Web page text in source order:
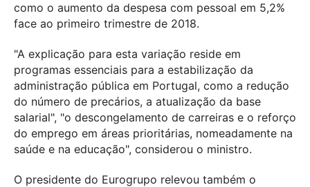
como o aumento da despesa com pessoal em 5,2%
face ao primeiro trimestre de 2018.
"A explicação para esta variação reside em
programas essenciais para a estabilização da
administração pública em Portugal, como a redução
do número de precários, a atualização da base
salarial", "o descongelamento de carreiras e o reforço
do emprego em áreas prioritárias, nomeadamente na
saúde e na educação", considerou o ministro.
O presidente do Eurogrupo relevou também o